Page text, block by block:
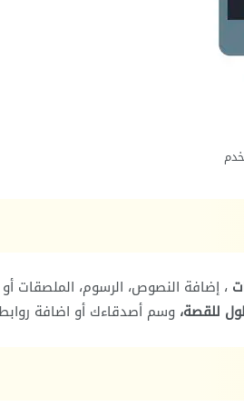
، إضافة النصوص، الرسوم، الملصقات
للقصة، وسم أصدقاءك أو اضافة